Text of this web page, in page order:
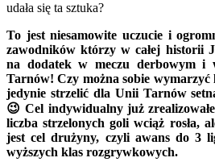
udała się ta sztuka?
To jest niesamowite uczucie i
zawodników którzy w całej historii
na dodatek w meczu derbowym
Tarnów! Czy można sobie wymarzyć
jedynie strzelić dla Unii Tarnów
😉 Cel indywidualny już
liczba strzelonych goli wciąż rosła,
jest cel drużyny, czyli awans do 3
wyższych klas rozgrywkowych.